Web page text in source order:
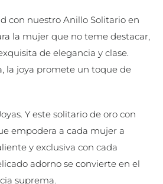
con nuestro Anillo Solitario en
la mujer que no teme destacar,
de elegancia y clase.
la joya promete un toque de
Y este solitario de oro con
empodera a cada mujer a
y exclusiva con cada
adorno se convierte en el
suprema.